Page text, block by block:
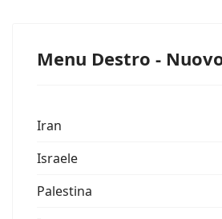
Menu Destro -
Iran
Israele
Palestina